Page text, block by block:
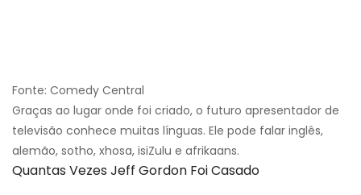
Fonte: Comedy Central
Graças ao lugar onde foi criado, o futuro apresentador de
televisão conhece muitas línguas. Ele pode falar inglês,
alemão, sotho, xhosa, isiZulu e afrikaans.
Quantas Vezes Jeff Gordon Foi Casado